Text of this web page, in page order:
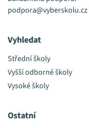
podpora@vyberskolu.cz
Vyhledat
Střední školy
Vyšší odborné školy
Vysoké školy
Ostatní